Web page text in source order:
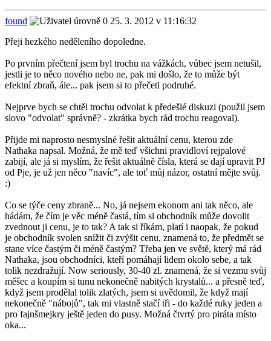
found
25. 3. 2012 v 11:16:32
Přeji hezkého neděleního dopoledne.
Po prvním přečtení jsem byl trochu na vážkách, vůbec jsem netušil,
jestli je to něco nového nebo ne, pak mi došlo, že to může být
efektní zbraň, ále... pak jsem si to přečetl podruhé.
Nejprve bych se chtěl trochu odvolat k předešlé diskuzi (použil jsem
slovo "odvolat" správně? - zkrátka bych rád trochu reagoval).
Přijde mi naprosto nesmyslné řešit aktuální cenu, kterou zde
Nathaka napsal. Možná, že mě teď všichni pravidloví rejpalové
zabijí, ale já si myslím, že řešit aktuálně čísla, která se dají upravit PJ
od Pje, je už jen něco "navíc", ale toť můj názor, ostatní mějte svůj.
:)
Co se týče ceny zbraně... No, já nejsem ekonom ani tak něco, ale
hádám, že čím je věc méně častá, tím si obchodník může dovolit
zvednout ji cenu, je to tak? A tak si říkám, platí i naopak, že pokud
je obchodník svolen snížit či zvýšit cenu, znamená to, že předmět se
stane více častým či méně častým? Třeba jen ve světě, který má rád
Nathaka, jsou obchodníci, kteří pomáhají lidem okolo sebe, a tak
tolik nezdražují. Now seriously, 30-40 zl. znamená, že si vezmu svůj
měšec a koupím si tunu nekonečně nabitých krystalů... a přesně teď,
když jsem prodělal tolik zlatých, jsem si uvědomil, že když mají
nekonečně "nábojů", tak mi vlastně stačí tři - do každé ruky jeden a
pro fajnšmejkry ještě jeden do pusy. Možná čtvrtý pro piráta místo
oka...